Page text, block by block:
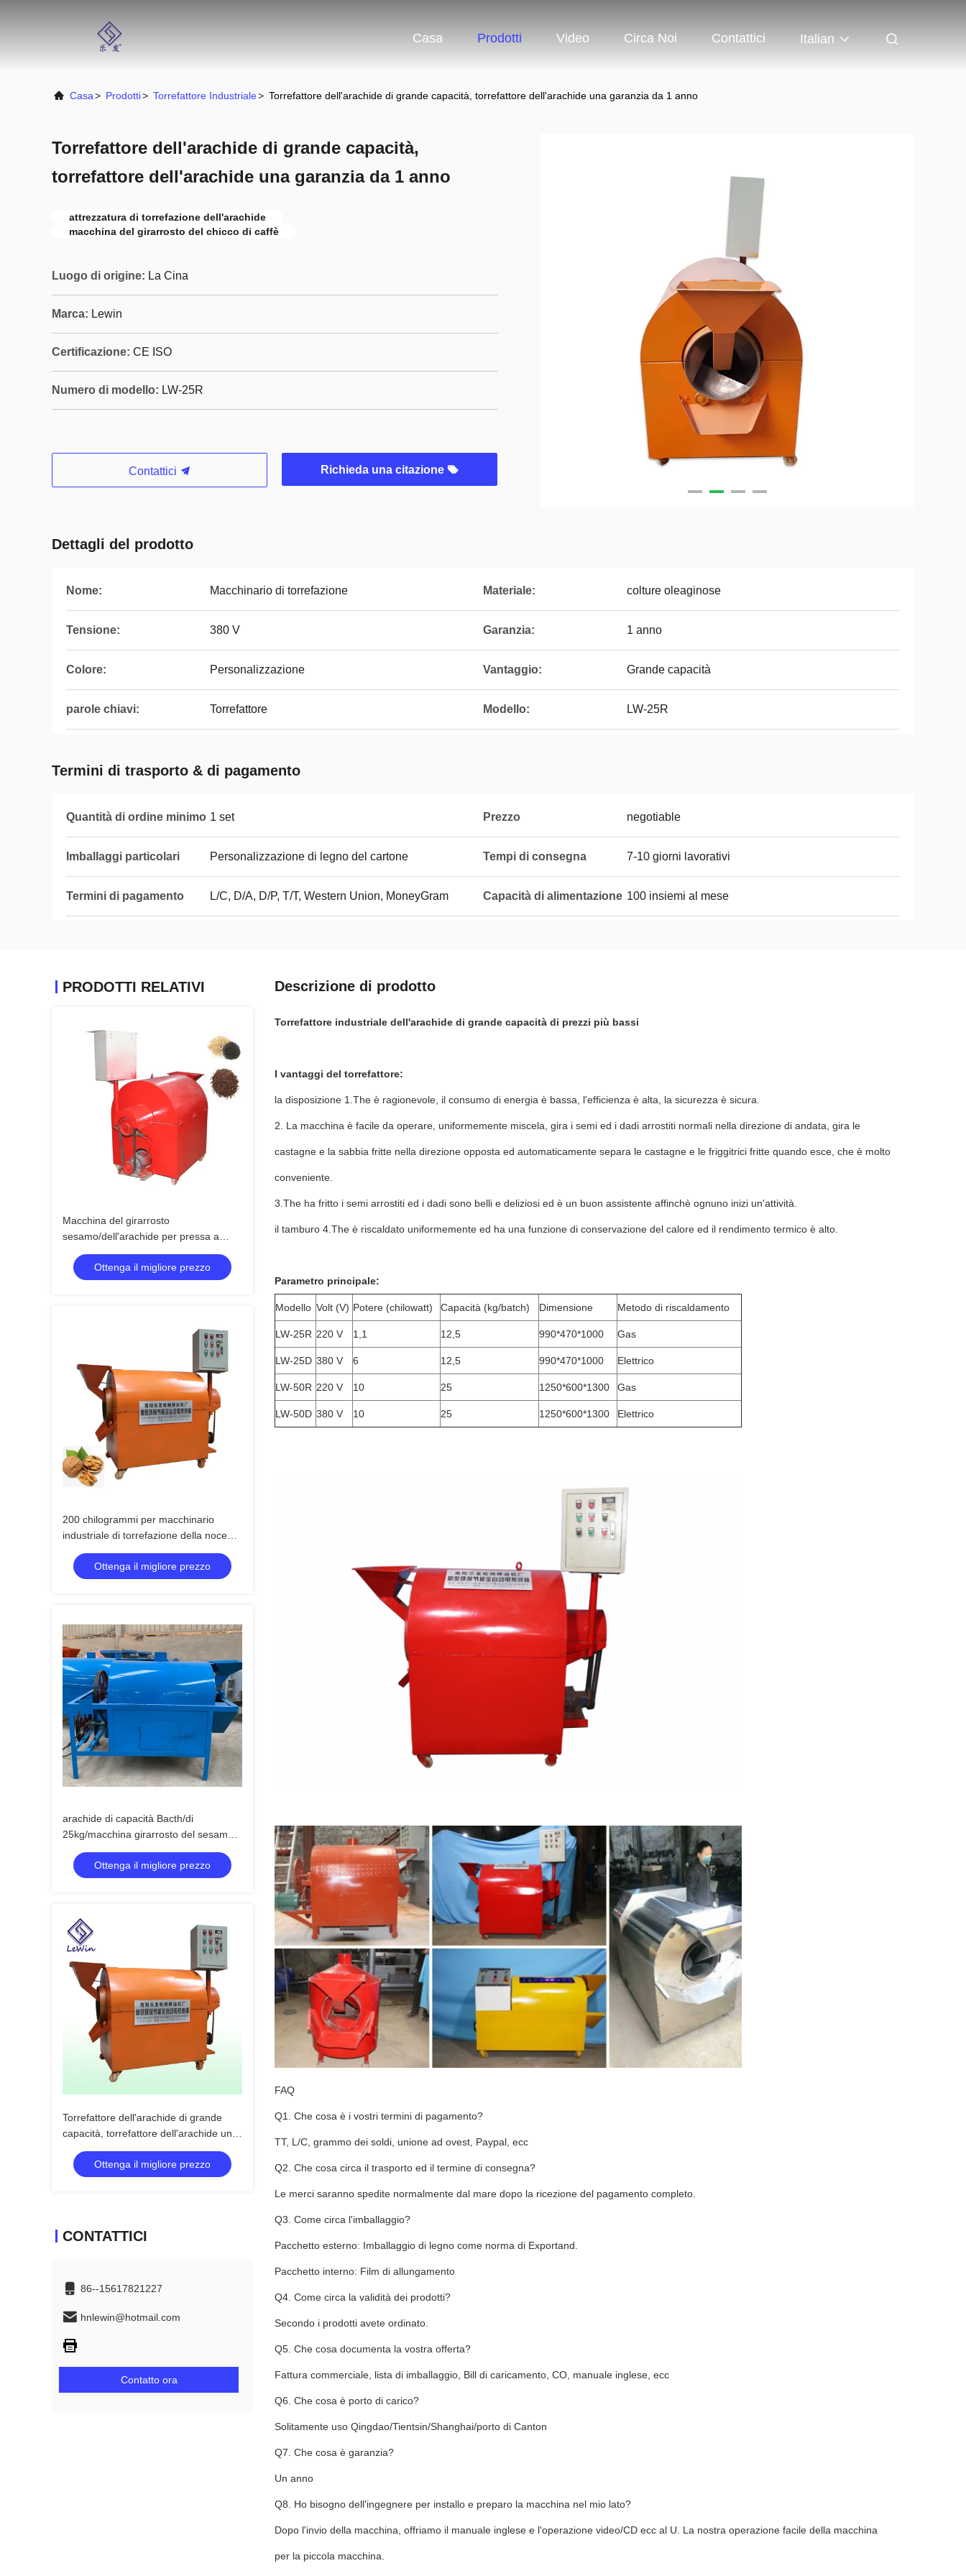
Casa Prodotti Video Circa Noi Contattici Italian
Casa> Prodotti> Torrefattore Industriale> Torrefattore dell'arachide di grande capacità, torrefattore dell'arachide una garanzia da 1 anno
Torrefattore dell'arachide di grande capacità,
torrefattore dell'arachide una garanzia da 1 anno
attrezzatura di torrefazione dell'arachide
macchina del girarrosto del chicco di caffè
Luogo di origine: La Cina
Marca: Lewin
Certificazione: CE ISO
Numero di modello: LW-25R
Contattici Richieda una citazione
Dettagli del prodotto
Nome: Macchinario di torrefazione Materiale: colture oleaginose
Tensione: 380 V Garanzia: 1 anno
Colore: Personalizzazione Vantaggio: Grande capacità
parole chiavi: Torrefattore Modello: LW-25R
Termini di trasporto & di pagamento
Quantità di ordine minimo 1 set Prezzo negotiable
Imballaggi particolari Personalizzazione di legno del cartone Tempi di consegna 7-10 giorni lavorativi
Termini di pagamento L/C, D/A, D/P, T/T, Western Union, MoneyGram Capacità di alimentazione 100 insiemi al mese
PRODOTTI RELATIVI
Macchina del girarrosto
sesamo/dell'arachide per pressa a
caldo
Ottenga il migliore prezzo
200 chilogrammi per macchinario
industriale di torrefazione della noce
del torrefattore di ora
Ottenga il migliore prezzo
arachide di capacità Bacth/di
25kg/macchina girarrosto del sesamo
con alta efficienza a basso rumore
Ottenga il migliore prezzo
Torrefattore dell'arachide di grande
capacità, torrefattore dell'arachide una
garanzia da 1 anno
Ottenga il migliore prezzo
CONTATTICI
86--15617821227
hnlewin@hotmail.com
Contatto ora
Descrizione di prodotto
Torrefattore industriale dell'arachide di grande capacità di prezzi più bassi
I vantaggi del torrefattore:
la disposizione 1.The è ragionevole, il consumo di energia è bassa, l'efficienza è alta, la sicurezza è sicura.
2. La macchina è facile da operare, uniformemente miscela, gira i semi ed i dadi arrostiti normali nella direzione di andata, gira le
castagne e la sabbia fritte nella direzione opposta ed automaticamente separa le castagne e le friggitrici fritte quando esce, che è molto
conveniente.
3.The ha fritto i semi arrostiti ed i dadi sono belli e deliziosi ed è un buon assistente affinchè ognuno inizi un'attività.
il tamburo 4.The è riscaldato uniformemente ed ha una funzione di conservazione del calore ed il rendimento termico è alto.
Parametro principale:
Modello Volt (V) Potere (chilowatt) Capacità (kg/batch) Dimensione Metodo di riscaldamento
LW-25R 220 V 1,1 12,5 990*470*1000 Gas
LW-25D 380 V 6 12,5 990*470*1000 Elettrico
LW-50R 220 V 10 25 1250*600*1300 Gas
LW-50D 380 V 10 25 1250*600*1300 Elettrico
FAQ
Q1. Che cosa è i vostri termini di pagamento?
TT, L/C, grammo dei soldi, unione ad ovest, Paypal, ecc
Q2. Che cosa circa il trasporto ed il termine di consegna?
Le merci saranno spedite normalmente dal mare dopo la ricezione del pagamento completo.
Q3. Come circa l'imballaggio?
Pacchetto esterno: Imballaggio di legno come norma di Exportand.
Pacchetto interno: Film di allungamento
Q4. Come circa la validità dei prodotti?
Secondo i prodotti avete ordinato.
Q5. Che cosa documenta la vostra offerta?
Fattura commerciale, lista di imballaggio, Bill di caricamento, CO, manuale inglese, ecc
Q6. Che cosa è porto di carico?
Solitamente uso Qingdao/Tientsin/Shanghai/porto di Canton
Q7. Che cosa è garanzia?
Un anno
Q8. Ho bisogno dell'ingegnere per installo e preparo la macchina nel mio lato?
Dopo l'invio della macchina, offriamo il manuale inglese e l'operazione video/CD ecc al U. La nostra operazione facile della macchina
per la piccola macchina.